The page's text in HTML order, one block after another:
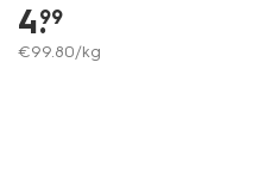
4.
99
€99.80/kg